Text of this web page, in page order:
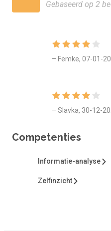
De rapportage aan het
Gebaseerd op 2
– Femke, 07-01-
– Slavka, 30-12-
Competenties
Informatie-analyse
Zelfinzicht